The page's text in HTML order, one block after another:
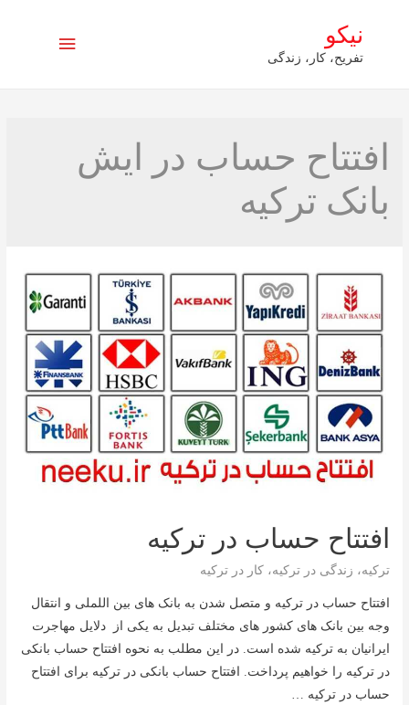
نیکو
تفریح، کار، زندگی
فهرست
افتتاح حساب در ایش
بانک ترکیه
افتتاح حساب در ترکیه
ترکیه، زندگی در ترکیه،کار در ترکیه
افتتاح حساب در ترکیه و متصل شدن به بانک های بین اللملی و انتقال
وجه بین بانک های کشور های مختلف تبدیل به یکی از دلایل مهاجرت
ایرانیان به ترکیه شده است. در این مطلب به نحوه افتتاح حساب بانکی
در ترکیه را خواهیم پرداخت. افتتاح حساب بانکی در ترکیه برای افتتاح
حساب در ترکیه …